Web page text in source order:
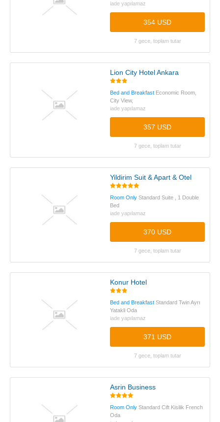
iade yapılamaz
354 USD
7 gece, toplam tutar
Lion City Hotel Ankara
Bed and Breakfast Economic Room,
City View,
iade yapılamaz
357 USD
7 gece, toplam tutar
Yildirim Suit & Apart & Otel
Room Only Standard Suite , 1 Double
Bed
iade yapılamaz
370 USD
7 gece, toplam tutar
Konur Hotel
Bed and Breakfast Standard Twin Ayrı
Yatakli Oda
iade yapılamaz
371 USD
7 gece, toplam tutar
Asrin Business
Room Only Standard Cift Kisilik French
Oda